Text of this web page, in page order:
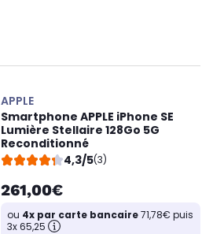
APPLE
Smartphone APPLE iPhone SE
Lumière Stellaire 128Go 5G
Reconditionné
4,3/5(3)
261,00€
ou 4x par carte bancaire71,78€ puis
3x 65,25